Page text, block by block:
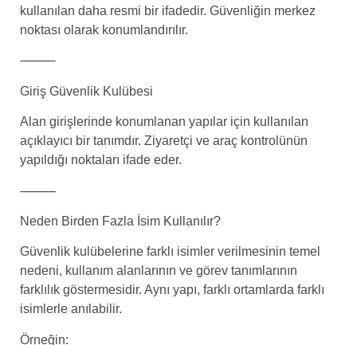
kullanılan daha resmi bir ifadedir. Güvenliğin merkez
noktası olarak konumlandırılır.
⸻
Giriş Güvenlik Kulübesi
Alan girişlerinde konumlanan yapılar için kullanılan
açıklayıcı bir tanımdır. Ziyaretçi ve araç kontrolünün
yapıldığı noktaları ifade eder.
⸻
Neden Birden Fazla İsim Kullanılır?
Güvenlik kulübelerine farklı isimler verilmesinin temel
nedeni, kullanım alanlarının ve görev tanımlarının
farklılık göstermesidir. Aynı yapı, farklı ortamlarda farklı
isimlerle anılabilir.
Örneğin: